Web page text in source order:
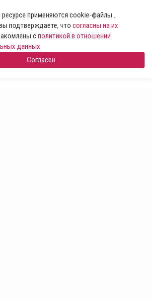
применяются cookie-файлы .
подтверждаете, что согласны на их
сполитикой в отношении
данных
Согласен